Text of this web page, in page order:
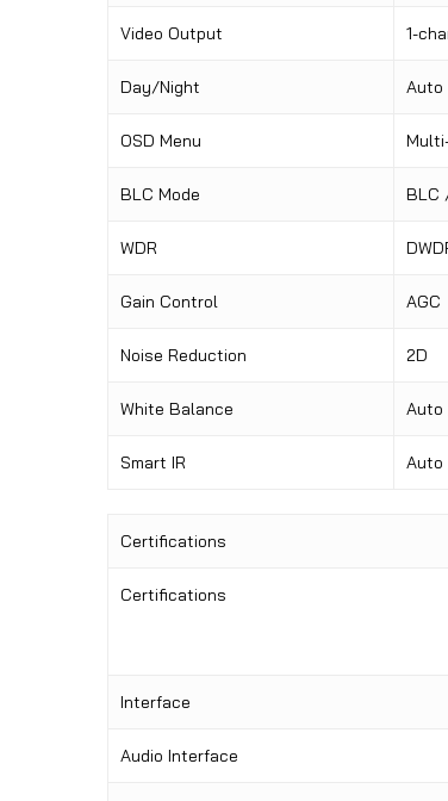
Video Output 1-
Day/Night Auto
OSD Menu
BLC Mode BLC
WDR
Gain Control AGC
Noise Reduction 2D
White Balance Auto
Smart IR Auto
Certifications
Certifications
Interface
Audio Interface